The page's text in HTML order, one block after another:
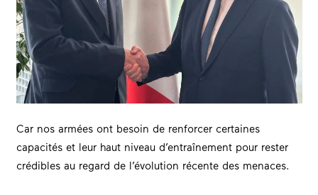
Car nos armées ont besoin de renforcer certaines
capacités et leur haut niveau d’entraînement pour rester
crédibles au regard de l’évolution récente des menaces.